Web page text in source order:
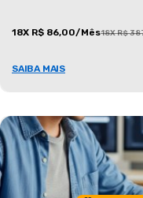
18X R$ 86,00/Mês18X R$
SAIBA MAIS